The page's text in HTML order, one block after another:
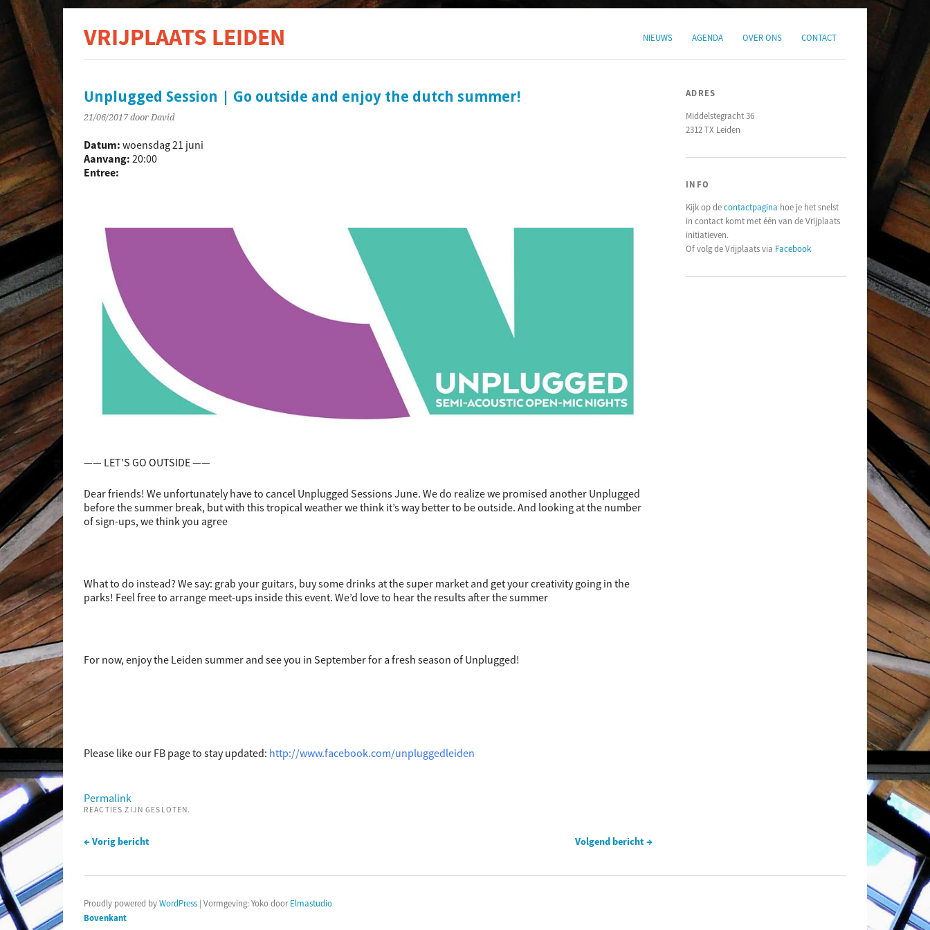
NIEUWS AGENDA OVER ONS CONTACT
VRIJPLAATS LEIDEN
Unplugged Session | Go outside and enjoy the dutch summer!
21/06/2017 door David
Datum: woensdag 21 juni
Aanvang: 20:00
Entree:
—— LET’S GO OUTSIDE ——
Dear friends! We unfortunately have to cancel Unplugged Sessions June. We do realize we promised another Unplugged
before the summer break, but with this tropical weather we think it’s way better to be outside. And looking at the number
of sign-ups, we think you agree
What to do instead? We say: grab your guitars, buy some drinks at the super market and get your creativity going in the
parks! Feel free to arrange meet-ups inside this event. We’d love to hear the results after the summer
For now, enjoy the Leiden summer and see you in September for a fresh season of Unplugged!
Please like our FB page to stay updated: http://www.facebook.com/unpluggedleiden
Permalink
REACTIES ZIJN GESLOTEN.
← Vorig bericht Volgend bericht →
ADRES
Middelstegracht 36
2312 TX Leiden
INFO
Kijk op decontactpagina hoe je het snelst
in contact komt met één van de Vrijplaats
initiatieven.
Of volg de Vrijplaats via Facebook
Proudly powered byWordPress | Vormgeving: Yoko doorElmastudio
Bovenkant